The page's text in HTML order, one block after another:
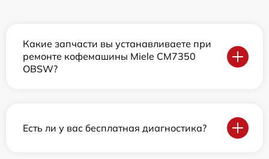
Какие запчасти вы устанавливаете при
ремонте кофемашины Miele CM7350
OBSW?
Есть ли у вас бесплатная диагностика?